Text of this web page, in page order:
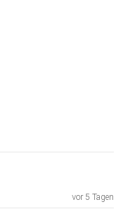
vor 5 Tagen